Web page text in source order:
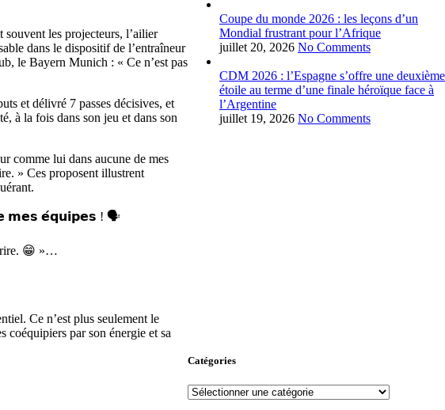
les projecteurs, l’ailier
dans le dispositif de l’entraîneur
le Bayern Munich : « Ce n’est pas
et délivré 7 passes décisives, et
à la fois dans son jeu et dans son
comme lui dans aucune de mes
» Ces proposent illustrent
𝗺𝗲𝘀 𝗲́𝗾𝘂𝗶𝗽𝗲𝘀 ! 🗣️
😁 »…
Ce n’est plus seulement le
par son énergie et sa
Coupe du monde 2026 : les leçons d’un
Mondial frustrant pour l’Afrique
juillet 20, 2026 No Comments
CDM 2026 : l’Espagne s’offre une deuxième
étoile au terme d’une finale héroïque face à
l’Argentine
juillet 19, 2026 No Comments
Catégories
Catégories